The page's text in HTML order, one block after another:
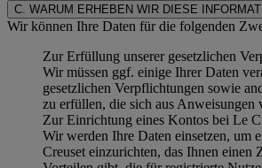
C. WARUM ERHEBEN WIR DIESE
Wir können Ihre Daten für die folgenden
Zur Erfüllung unserer gesetzlichen
Wir müssen ggf. einige Ihrer Daten
gesetzlichen Verpflichtungen sowie
zu erfüllen, die sich aus Anweisungen
Zur Einrichtung eines Kontos bei Le
Wir werden Ihre Daten einsetzen, um
Creuset einzurichten, das Ihnen einen